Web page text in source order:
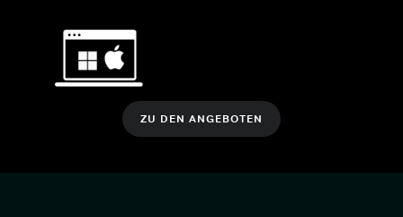
ZU DEN ANGEBOTEN